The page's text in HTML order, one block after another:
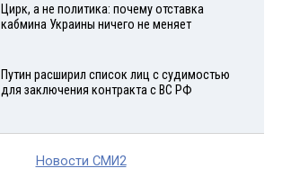
Цирк, а не политика: почему отставка
кабмина Украины ничего не меняет
Путин расширил список лиц с судимостью
для заключения контракта с ВС РФ
Новости СМИ2